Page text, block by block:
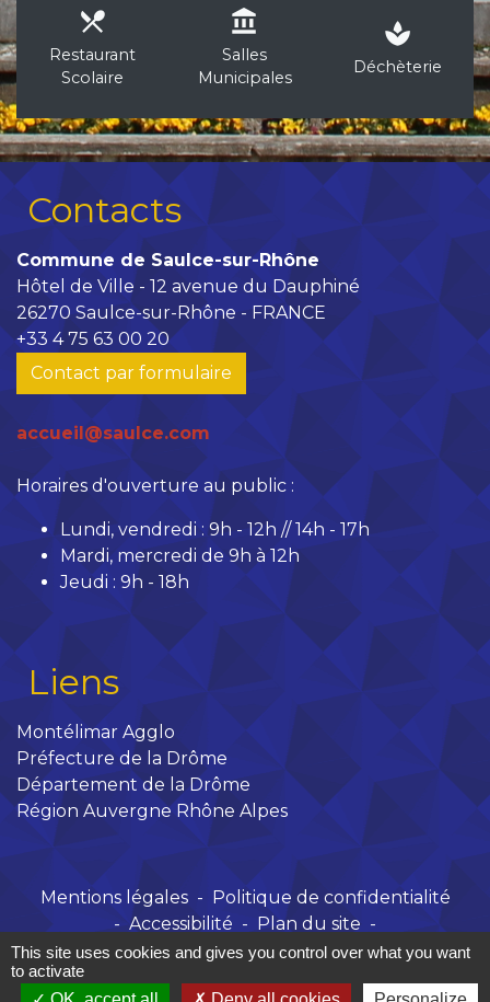
local_dining
Restaurant
Scolaire
account_balance
Salles
Municipales
spa
Déchèterie
Contacts
Commune de Saulce-sur-Rhône
Hôtel de Ville - 12 avenue du Dauphiné
26270 Saulce-sur-Rhône - FRANCE
+33 4 75 63 00 20
Contact par formulaire
accueil@saulce.com
Horaires d'ouverture au public :
Lundi, vendredi : 9h - 12h // 14h - 17h
Mardi, mercredi de 9h à 12h
Jeudi : 9h - 18h
Liens
Montélimar Agglo
Préfecture de la Drôme
Département de la Drôme
Région Auvergne Rhône Alpes
Mentions légales -
Politique de confidentialité
- Accessibilité - Plan du site -
Gestion des cookies
This site uses cookies and gives you control over what you want
to activate